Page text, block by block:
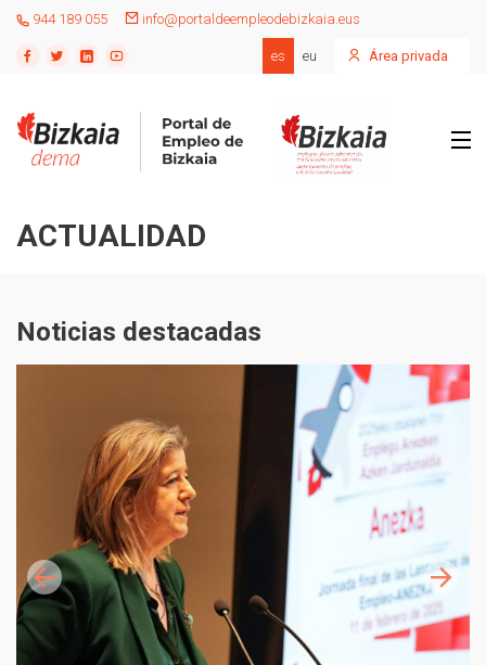
944 189 055 info@portaldeempleodebizkaia.eus
es eu Área privada
ACTUALIDAD
Noticias destacadas